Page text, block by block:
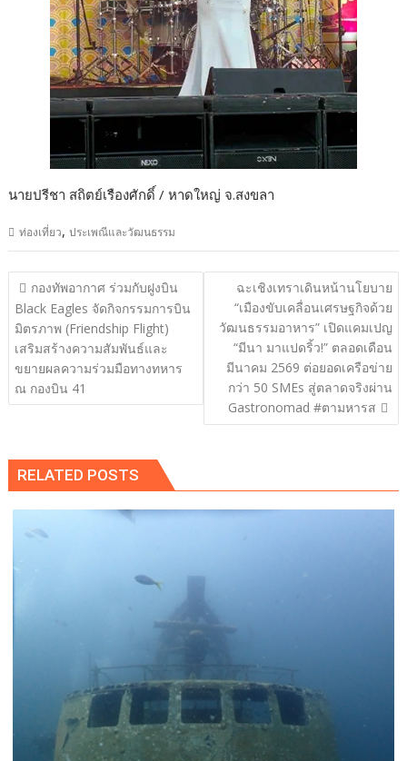
นายปรีชา สถิตย์เรืองศักดิ์ / หาดใหญ่ จ.สงขลา
ท่องเที่ยว,ประเพณีและวัฒนธรรม
แนะแนว
เรื่อง
กองทัพอากาศ ร่วมกับฝูงบิน
Black Eagles จัดกิจกรรมการบิน
มิตรภาพ (Friendship Flight)
เสริมสร้างความสัมพันธ์และ
ขยายผลความร่วมมือทางทหาร
ณ กองบิน 41
ฉะเชิงเทราเดินหน้านโยบาย
“เมืองขับเคลื่อนเศรษฐกิจด้วย
วัฒนธรรมอาหาร” เปิดแคมเปญ
“มีนา มาแปดริ้ว!” ตลอดเดือน
มีนาคม 2569 ต่อยอดเครือข่าย
กว่า 50 SMEs สู่ตลาดจริงผ่าน
Gastronomad #ตามหารส
RELATED POSTS